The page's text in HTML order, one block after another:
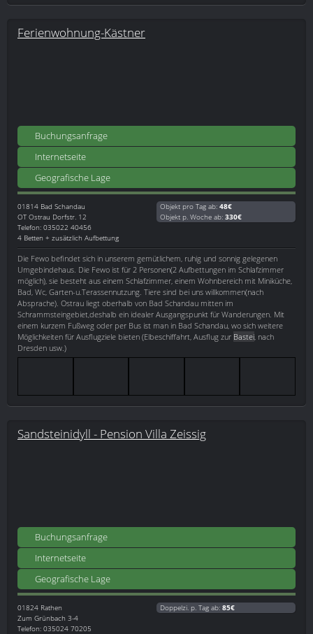
Ferienwohnung-Kästner
Buchungsanfrage
Internetseite
Geografische Lage
01814 Bad Schandau
OT Ostrau Dorfstr. 12
Telefon: 035022 40456
4 Betten + zusätzlich Aufbettung
Objekt pro Tag ab: 48€
Objekt p. Woche ab: 330€
Die Fewo befindet sich in unserem gemütlichem, ruhig und sonnig gelegenen
Umgebindehaus. Die Fewo ist für 2 Personen(2 Aufbettungen im Schlafzimmer
möglich), sie besteht aus einem Schlafzimmer, einem Wohnbereich mit Miniküche,
Bad, Wc, Garten-u.Terassennutzung. Tiere sind bei uns willkommen(nach
Absprache). Ostrau liegt oberhalb von Bad Schandau mitten im
Schrammsteingebiet,deshalb ein idealer Ausgangspunkt für Wanderungen. Mit
einem kurzem Fußweg oder per Bus ist man in Bad Schandau, wo sich weitere
Möglichkeiten für Ausflugziele bieten (Elbeschiffahrt, Ausflug zur Bastei , nach
Dresden usw.)
Sandsteinidyll - Pension Villa Zeissig
Buchungsanfrage
Internetseite
Geografische Lage
01824 Rathen
Zum Grünbach 3-4
Telefon: 035024 70205
Doppelzi. p. Tag ab: 85€